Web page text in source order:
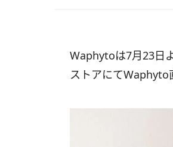
Waphytoは7月23日
ストアにてWaphyto